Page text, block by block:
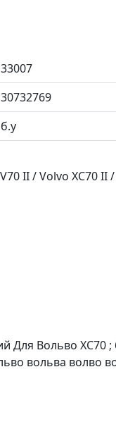
33007
30732769
б.у
II / Volvo XC70 II
Для Вольво
вольва волво